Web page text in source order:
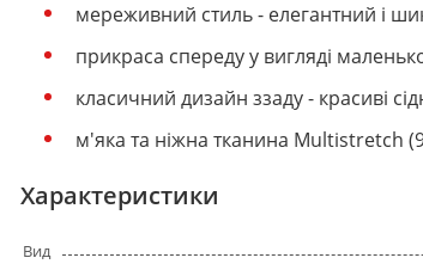
мереживний стиль - елегантний і
прикраса спереду у вигляді
класичний дизайн ззаду - красиві
м'яка та ніжна тканина Multistretch
Характеристики
Вид